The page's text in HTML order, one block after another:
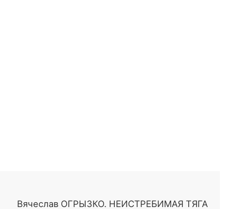
Вячеслав ОГРЫЗКО. НЕИСТРЕБИМАЯ ТЯГА